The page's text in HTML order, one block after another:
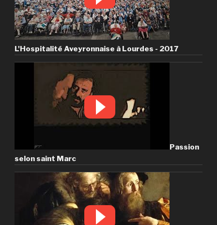
L'Hospitalité Aveyronnaise à Lourdes - 2017
Passion
selon saint Marc